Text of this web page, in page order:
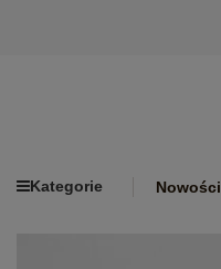
Kategorie Nowości